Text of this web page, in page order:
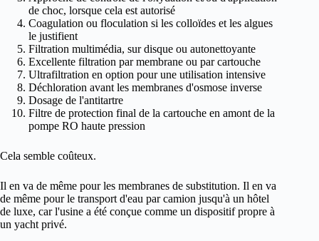
de choc, lorsque cela est autorisé
Coagulation ou floculation si les colloïdes et les algues
le justifient
Filtration multimédia, sur disque ou autonettoyante
Excellente filtration par membrane ou par cartouche
Ultrafiltration en option pour une utilisation intensive
Déchloration avant les membranes d'osmose inverse
Dosage de l'antitartre
Filtre de protection final de la cartouche en amont de la
pompe RO haute pression
Cela semble coûteux.
Il en va de même pour les membranes de substitution. Il en va
de même pour le transport d'eau par camion jusqu'à un hôtel
de luxe, car l'usine a été conçue comme un dispositif propre à
un yacht privé.